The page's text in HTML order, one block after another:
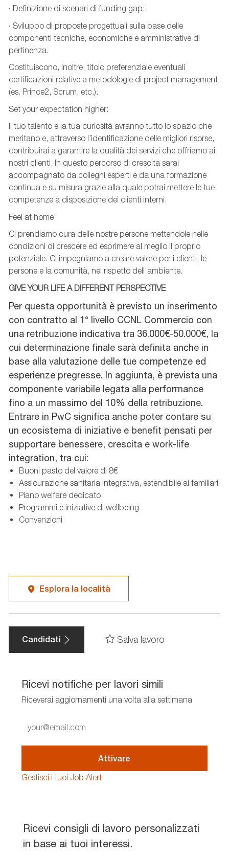
· Definizione di scenari di funding gap;
· Sviluppo di proposte progettuali sulla base delle
componenti tecniche, economiche e amministrative di
pertinenza.
Costituiscono, inoltre, titolo preferenziale eventuali
certificazioni relative a metodologie di project management
(es. Prince2, Scrum, etc.).
Set your expectation higher:
Il tuo talento e la tua curiosità avranno tutto lo spazio che
meritano e, attraverso l’identificazione delle migliori risorse,
contribuirai a garantire la qualità dei servizi che offriamo ai
nostri clienti. In questo percorso di crescita sarai
accompagnato da colleghi esperti e da una formazione
continua e su misura grazie alla quale potrai mettere le tue
competenze a disposizione dei clienti interni.
Feel at home:
Ci prendiamo cura delle nostre persone mettendole nelle
condizioni di crescere ed esprimere al meglio il proprio
potenziale. Ci impegniamo a creare valore per i clienti, le
persone e la comunità, nel rispetto dell'ambiente.
GIVE YOUR LIFE A DIFFERENT PERSPECTIVE
Per questa opportunità è previsto un inserimento
con contratto al 1° livello CCNL Commercio con
una retribuzione indicativa tra 36.000€-50.000€, la
cui determinazione finale sarà definita anche in
base alla valutazione delle tue competenze ed
esperienze pregresse. In aggiunta, è prevista una
componente variabile legata alla performance
fino a un massimo del 10% della retribuzione.
Entrare in PwC significa anche poter contare su
un ecosistema di iniziative e benefit pensati per
supportare benessere, crescita e work-life
integration, tra cui:
Buoni pasto del valore di 8€
Assicurazione sanitaria integrativa, estendibile ai familiari
Piano welfare dedicato
Programmi e iniziative di wellbeing
Convenzioni
Esplora la località
Candidati Salva lavoro
Ricevi notifiche per lavori simili
Riceverai aggiornamenti una volta alla settimana
Email
address
Attivare
Gestisci i tuoi Job Alert
Ricevi consigli di lavoro personalizzati
in base ai tuoi interessi.